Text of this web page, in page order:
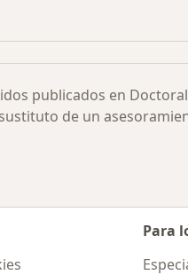
publicados en
de un
Para